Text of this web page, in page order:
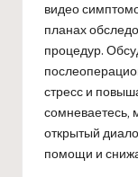
видео
планах
процедур.
стресс и
сомневаетесь,
открытый
помощи и